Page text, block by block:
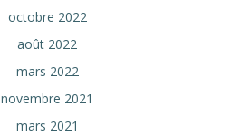
octobre 2022
août 2022
mars 2022
novembre 2021
mars 2021